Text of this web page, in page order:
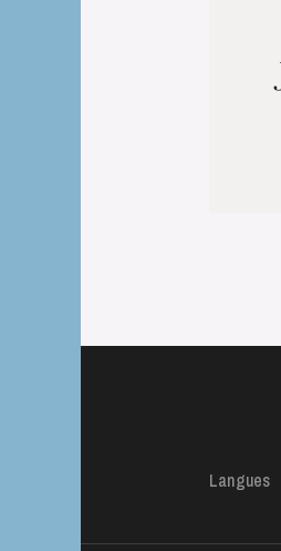
Langues